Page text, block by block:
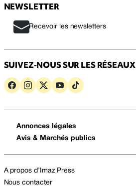
NEWSLETTER
Recevoir les newsletters
SUIVEZ-NOUS SUR LES RÉSEAUX
Annonces légales
Avis & Marchés publics
A propos d’Imaz Press
Nous contacter